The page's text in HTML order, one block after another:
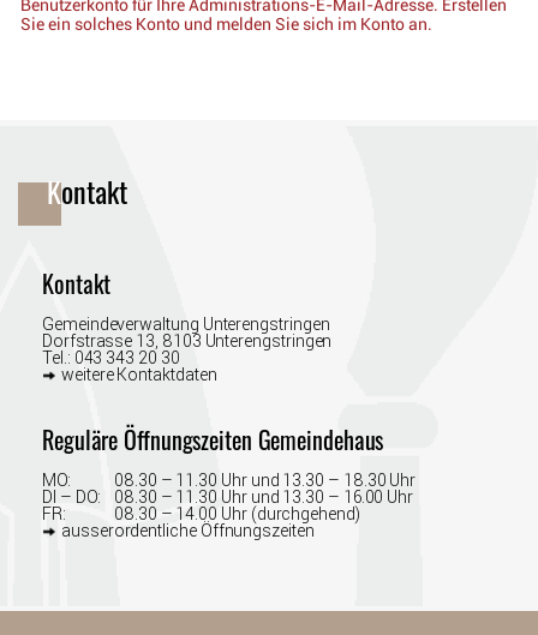
Benutzerkonto für Ihre Administrations-E-Mail-Adresse. Erstellen
Sie ein solches Konto und melden Sie sich im Konto an.
Kontakt
Kontakt
Gemeindeverwaltung Unterengstringen
Dorfstrasse 13, 8103 Unterengstringen
Tel.: 043 343 20 30
weitere Kontaktdaten
Reguläre Öffnungszeiten Gemeindehaus
MO: 08.30 – 11.30 Uhr und 13.30 –⁠ 18.30 Uhr
DI – DO: 08.30 –⁠ 11.30 Uhr und 13.30 –⁠ 16.00 Uhr
FR: 08.30 – 14.00 Uhr (durchgehend)
ausserordentliche Öffnungszeiten